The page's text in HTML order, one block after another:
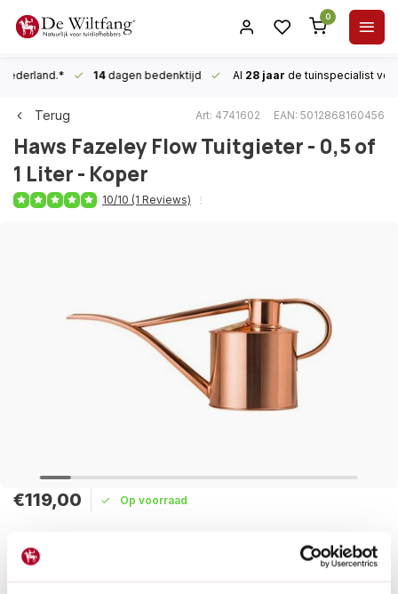
0
14dagen bedenktijd Al 28 jaar de tuinspecialist
Terug Art: 4741602 EAN: 5012868160456
Haws Fazeley Flow Tuitgieter - 0,5 of
1 Liter - Koper
10/10 (1 Reviews)
€119,00 Op voorraad
Levertijd: 1 - 2 werkdagen